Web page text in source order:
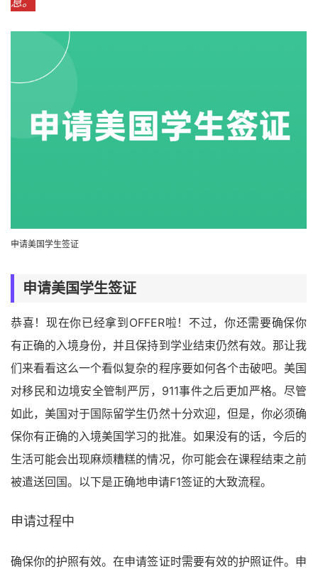
申请美国学生签证
申请美国学生签证
恭喜！现在你已经拿到OFFER啦！不过，你还需要确保你
有正确的入境身份，并且保持到学业结束仍然有效。那让我
们来看看这么一个看似复杂的程序要如何各个击破吧。美国
对移民和边境安全管制严厉，911事件之后更加严格。尽管
如此，美国对于国际留学生仍然十分欢迎，但是，你必须确
保你有正确的入境美国学习的批准。如果没有的话，今后的
生活可能会出现麻烦糟糕的情况，你可能会在课程结束之前
被遣送回国。以下是正确地申请F1签证的大致流程。
申请过程中
确保你的护照有效。在申请签证时需要有效的护照证件。申